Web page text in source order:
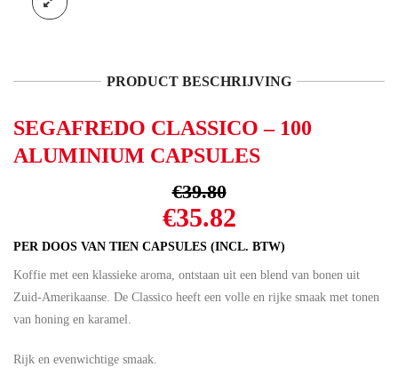
PRODUCT BESCHRIJVING
SEGAFREDO CLASSICO – 100
ALUMINIUM CAPSULES
€39.80
Oorspronkelijke
prijs
was:
€39.80.
€35.82Huidige
prijs
is:
€35.82.
PER DOOS VAN TIEN CAPSULES (INCL. BTW)
Koffie met een klassieke aroma, ontstaan uit een blend van bonen uit
Zuid-Amerikaanse. De Classico heeft een volle en rijke smaak met tonen
van honing en karamel.
Rijk en evenwichtige smaak.